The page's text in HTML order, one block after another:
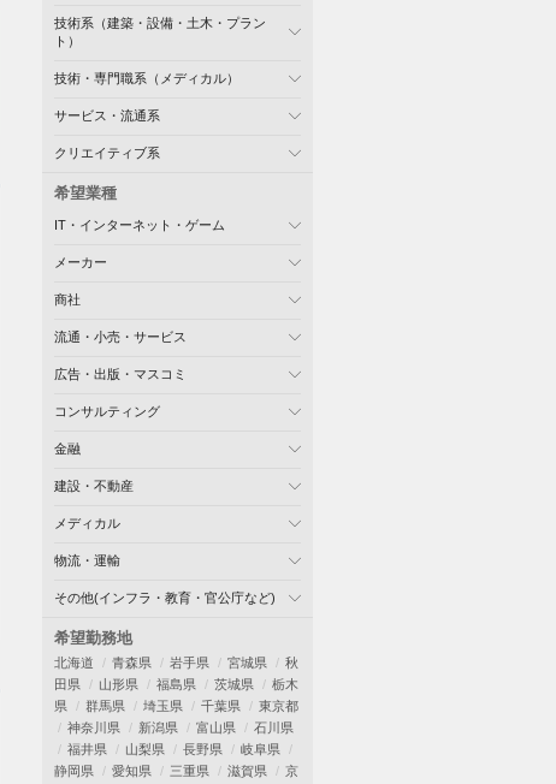
技術系（建築・設備・土木・プラン
ト）
技術・専門職系（メディカル）
サービス・流通系
クリエイティブ系
希望業種
IT・インターネット・ゲーム
メーカー
商社
流通・小売・サービス
広告・出版・マスコミ
コンサルティング
金融
建設・不動産
メディカル
物流・運輸
その他(インフラ・教育・官公庁など)
希望勤務地
北海道 青森県 岩手県 宮城県
秋
田県
山形県 福島県 茨城県
栃木
県
群馬県 埼玉県 千葉県
東京都
神奈川県
新潟県 富山県
石川県
福井県
山梨県 長野県
岐阜県
静岡県
愛知県 三重県 滋賀県
京